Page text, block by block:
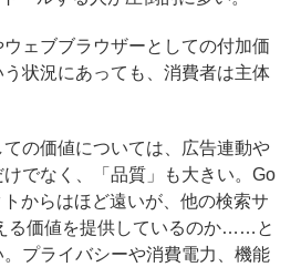
ェブブラウザーとしての付加価
状況にあっても、消費者は主体
の価値については、広告連動や
でなく、「品質」も大きい。Go
からはほど遠いが、他の検索サ
る価値を提供しているのか……と
プライバシーや消費電力、機能